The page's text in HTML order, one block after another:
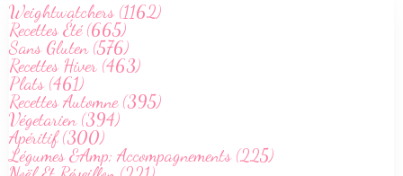
Weightwatchers (1162)
Recettes Été (665)
Sans Gluten (576)
Recettes Hiver (463)
Plats (461)
Recettes Automne (395)
Végetarien (394)
Apéritif (300)
Légumes &Amp; Accompagnements (225)